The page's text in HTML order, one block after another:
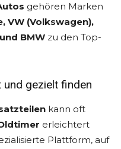
gehören Marken
VW (Volkswagen),
BMW zu den Top-
gezielt finden
kann oft
erleichtert
Plattform, auf